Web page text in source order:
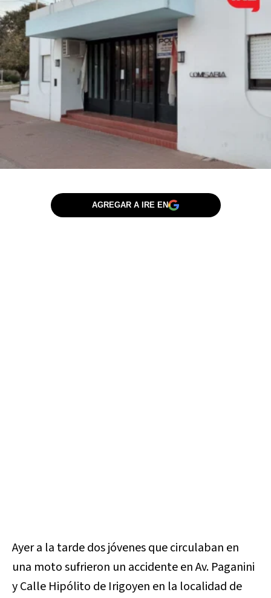
AGREGAR A IRE EN
Ayer a la tarde dos jóvenes que circulaban en
una moto sufrieron un accidente en Av. Paganini
y Calle Hipólito de Irigoyen en la localidad de